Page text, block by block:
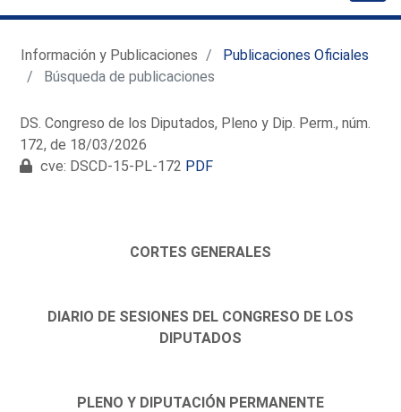
Información y Publicaciones
Publicaciones Oficiales
Búsqueda de publicaciones
DS. Congreso de los Diputados, Pleno y Dip. Perm., núm.
172, de 18/03/2026
cve: DSCD-15-PL-172 PDF
CORTES GENERALES
DIARIO DE SESIONES DEL CONGRESO DE LOS
DIPUTADOS
PLENO Y DIPUTACIÓN PERMANENTE